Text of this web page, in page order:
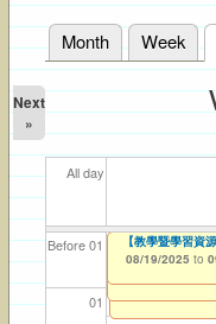
Primary tabs
Month Week
Next
»
All day
Before 01
01
【資網處】
整合系統～表單
我愛銘傳我愛養
校區)
【財務處】工讀
11/12/2021 to
【財
11/
114
04/
114
02/
114
03/
【教學暨學習
Requirement
【教學暨學習資
08/19/2025 to